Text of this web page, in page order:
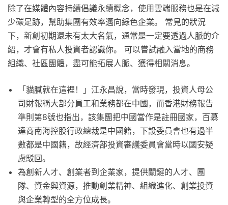
除了在媒體內容持續倡議永續概念，使用雲端服務也是在減
少碳足跡，幫助集團有效率邁向綠色企業。 常見的狀況
下，新創初期還未有太大名氣，通常是一定要透過人脈的介
紹，才會有私人投資者認識你。 可以嘗試融入當地的商務
組織、社區團體，盡可能拓展人脈、獲得相關消息。
「貓膩就在這裡！」江永昌說，當時發現，投資人母公
司財報稱大部分員工和業務都在中國，而香港財務報告
準則第8號也指出，該集團把中國當作是註冊國家，百慕
達商南海控股行政總裁是中國籍，下設委員會也有過半
數都是中國籍，故經濟部投資審議委員會當時以國安疑
慮駁回。
為創新人才、創業者到企業家，提供關鍵的人才、團
隊、資金與資源，推動創業精神、組織進化、創業投資
與企業轉型的全方位成長。